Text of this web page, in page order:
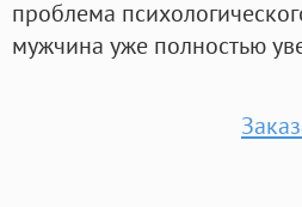
проблема
мужчина уже полностью